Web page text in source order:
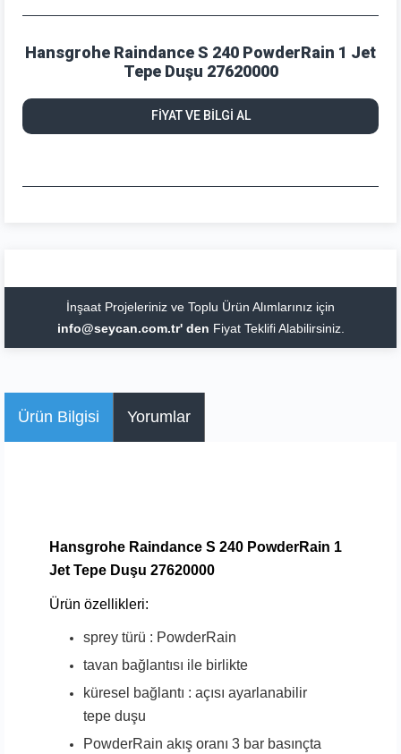
Hansgrohe Raindance S 240 PowderRain 1 Jet
Tepe Duşu 27620000
FİYAT VE BİLGİ AL
İnşaat Projeleriniz ve Toplu Ürün Alımlarınız için
info@seycan.com.tr' den Fiyat Teklifi Alabilirsiniz.
Ürün Bilgisi Yorumlar
Hansgrohe Raindance S 240 PowderRain 1
Jet Tepe Duşu 27620000
Ürün özellikleri:
sprey türü : PowderRain
tavan bağlantısı ile birlikte
küresel bağlantı : açısı ayarlanabilir
tepe duşu
PowderRain akış oranı 3 bar basınçta